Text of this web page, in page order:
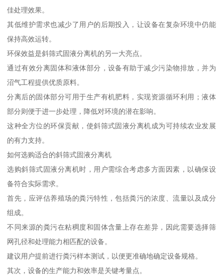
佳处理效果。
其低维护需求也减少了用户的后期投入，让设备在复杂环境中仍能
保持高效运转。
环保效益是斜筛式固液分离机的另一大亮点。
通过有效分离固体和液体部分，设备有助于减少污染物排放，并为
沼气工程提供优质原料。
分离后的固体部分可用于生产有机肥料，实现资源循环利用；液体
部分则便于进一步处理，降低对环境的潜在影响。
这种全方位的环保贡献，使斜筛式固液分离机成为可持续农业发展
的有力支持。
如何选购适合的斜筛式固液分离机
选购斜筛式固液分离机时，用户需综合考虑多方面因素，以确保设
备符合实际需求。
首先，应评估养殖场的粪污特性，包括粪污的浓度、流量以及成分
组成。
不同来源的粪污在粘稠度和固体含量上存在差异，因此需要选择筛
网孔径和处理能力相匹配的设备。
建议用户提前进行粪污样本测试，以便更准确地确定设备规格。
其次，设备的生产能力和效率是关键考量点。